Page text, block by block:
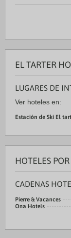
EL TARTER
LUGARES DE
Ver hoteles en:
Estación de Ski El
HOTELES
CADENAS
Pierre & Vacances
Ona Hotels